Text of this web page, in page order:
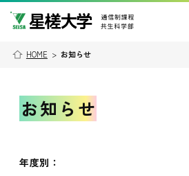
HOME > お知らせ
お知らせ
年度別 ：